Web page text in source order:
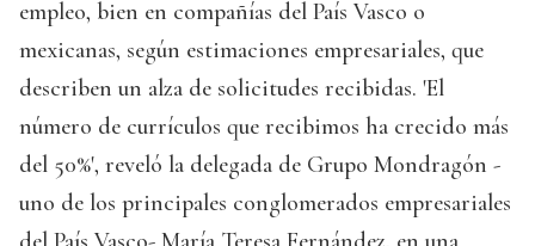
empleo, bien en compañías del País Vasco o
mexicanas, según estimaciones empresariales, que
describen un alza de solicitudes recibidas. 'El
número de currículos que recibimos ha crecido más
del 50%', reveló la delegada de Grupo Mondragón -
uno de los principales conglomerados empresariales